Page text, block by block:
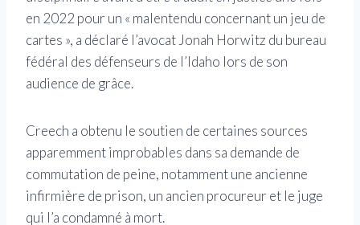
en 2022 pour un « malentendu concernant un jeu de
cartes », a déclaré l’avocat Jonah Horwitz du bureau
fédéral des défenseurs de l’Idaho lors de son
audience de grâce.
Creech a obtenu le soutien de certaines sources
apparemment improbables dans sa demande de
commutation de peine, notamment une ancienne
infirmière de prison, un ancien procureur et le juge
qui l’a condamné à mort.